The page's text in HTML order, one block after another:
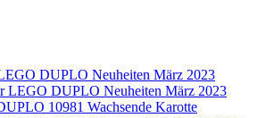
DUPLO Neuheiten März 2023
LEGO DUPLO Neuheiten März 2023
10981 Wachsende Karotte